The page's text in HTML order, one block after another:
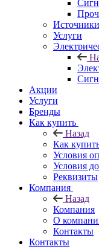
Источники
Услуги
Акции
Услуги
Бренды
Как купить
Назад
Как
Условия
Условия
Реквизиты
Компания
Назад
Компания
О
Контакты
Контакты